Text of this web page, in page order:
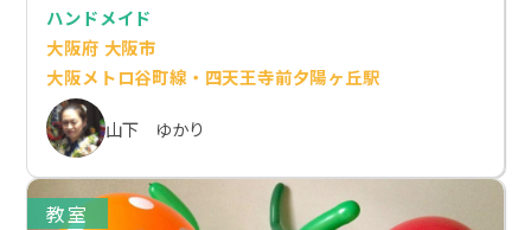
ハンドメイド
大阪府 大阪市
大阪メトロ谷町線・四天王寺前夕陽ヶ丘駅
山下 ゆかり
教室